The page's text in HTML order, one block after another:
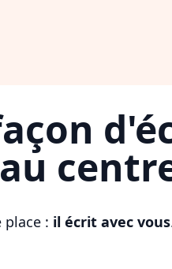
au
place : il écrit avec vous